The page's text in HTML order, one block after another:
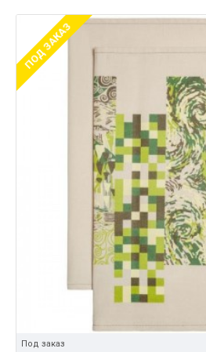
ПОД ЗАКАЗ
Под заказ